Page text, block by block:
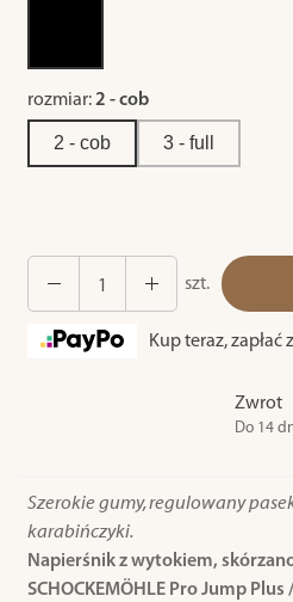
rozmiar:2 - cob
2 - cob 3 - full
szt.
Kup teraz, zapłać
Zwrot
Do 14
Szerokie gumy, regulowany
karabińczyki.
Napierśnik z wytokiem,
SCHOCKEMÖHLE Pro Jump